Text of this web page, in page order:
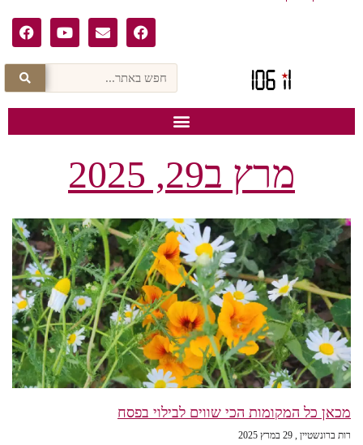
מרץ ב29, 2025
מכאן כל המקומות הכי שווים לבילוי בפסח
רות ברונשטיין 29 במרץ 2025